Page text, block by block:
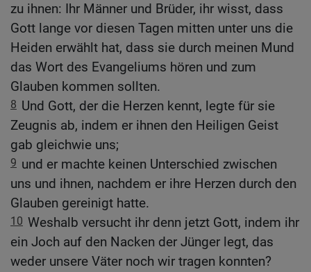
zu ihnen: Ihr Männer und Brüder, ihr wisst, dass
Gott lange vor diesen Tagen mitten unter uns die
Heiden erwählt hat, dass sie durch meinen Mund
das Wort des Evangeliums hören und zum
Glauben kommen sollten.
8 Und Gott, der die Herzen kennt, legte für sie
Zeugnis ab, indem er ihnen den Heiligen Geist
gab gleichwie uns;
9 und er machte keinen Unterschied zwischen
uns und ihnen, nachdem er ihre Herzen durch den
Glauben gereinigt hatte.
10 Weshalb versucht ihr denn jetzt Gott, indem ihr
ein Joch auf den Nacken der Jünger legt, das
weder unsere Väter noch wir tragen konnten?